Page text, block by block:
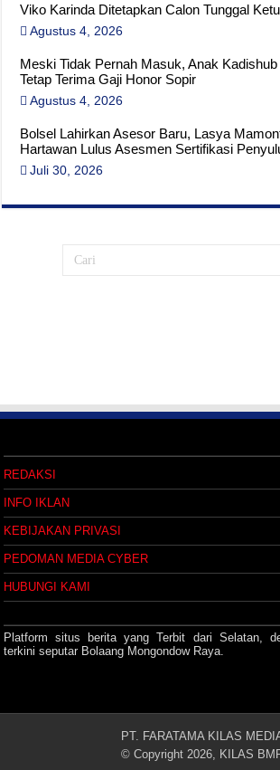
Viko Karinda Ditetapkan Calon Tunggal
Agustus 4, 2026
Meski Tidak Pernah Masuk, Anak Kadishub
Tetap Terima Gaji Honor Sopir
Agustus 4, 2026
Bolsel Lahirkan Asesor Baru, Lasya
Hartawan Lulus Asesmen Sertifikasi
Juli 30, 2026
REDAKSI
INFO IKLAN
KEBIJAKAN PRIVASI
PEDOMAN MEDIA CYBER
HUBUNGI KAMI
Platform situs berita yang Terbit dari Selatan,
terkini seputar Bolaang Mongondow Raya.
PT. FARATAMA KILAS
© Copyright 2026, KILAS